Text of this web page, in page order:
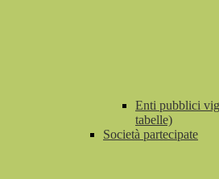
Enti pubblici
tabelle)
Società partecipate